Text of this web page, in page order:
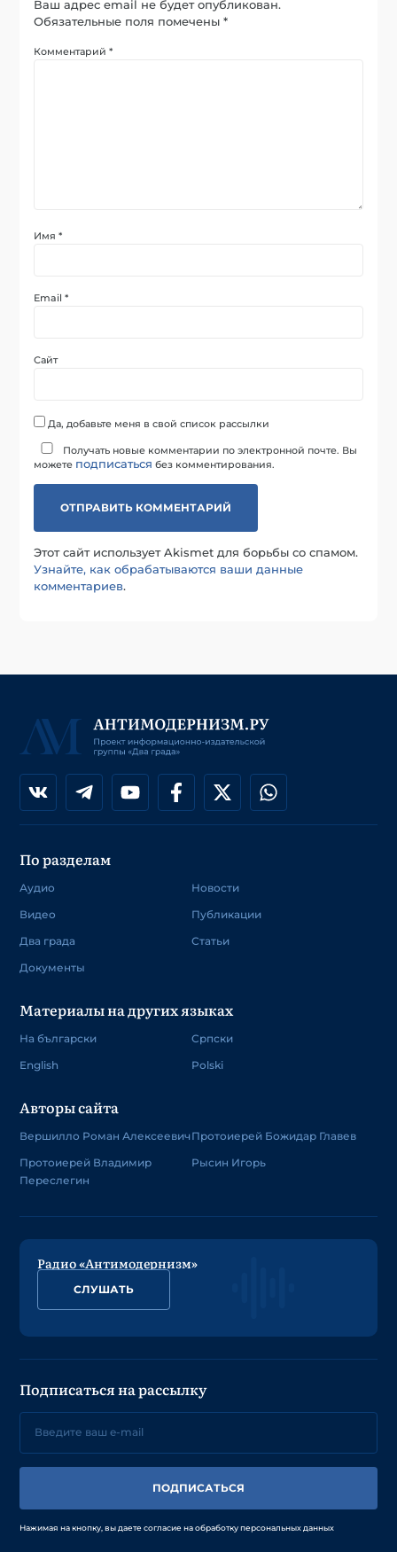
Ваш адрес email не будет опубликован.
Обязательные поля помечены*
Комментарий*
Имя*
Email*
Сайт
Да, добавьте меня в свой список рассылки
Получать новые комментарии по электронной почте. Вы
можете подписаться без комментирования.
Этот сайт использует Akismet для борьбы со спамом.
Узнайте, как обрабатываются ваши данные
комментариев.
По разделам
Аудио
Видео
Два града
Документы
Новости
Публикации
Статьи
Материалы на других языках
На български
English
Српски
Polski
Авторы сайта
Вершилло Роман Алексеевич
Протоиерей Владимир
Переслегин
Протоиерей Божидар Главев
Рысин Игорь
Радио «Антимодернизм»
СЛУШАТЬ
Подписаться на рассылку
ПОДПИСАТЬСЯ
Нажимая на кнопку, вы даете согласие на обработку персональных данных